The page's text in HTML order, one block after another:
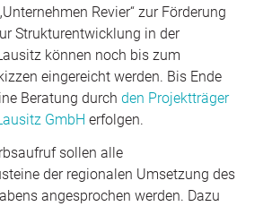
Revier“ zur Förderung
Strukturentwicklung in der
können noch bis zum
eingereicht werden. Bis Ende
Beratung durchden Projektträger
GmbH erfolgen.
sollen alle
der regionalen Umsetzung des
angesprochen werden. Dazu